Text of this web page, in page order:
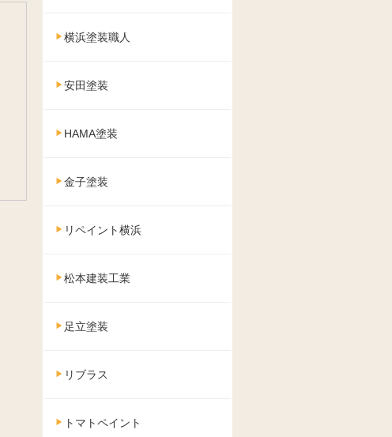
横浜塗装職人
安田塗装
HAMA塗装
金子塗装
リペイント横浜
松本建装工業
足立塗装
リブラス
トマトペイント